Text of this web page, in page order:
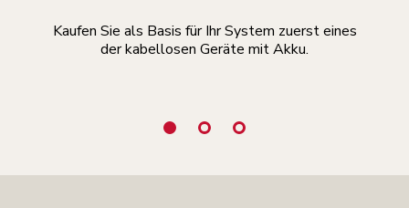
Kaufen Sie als Basis für Ihr System zuerst eines
der kabellosen Geräte mit Akku.